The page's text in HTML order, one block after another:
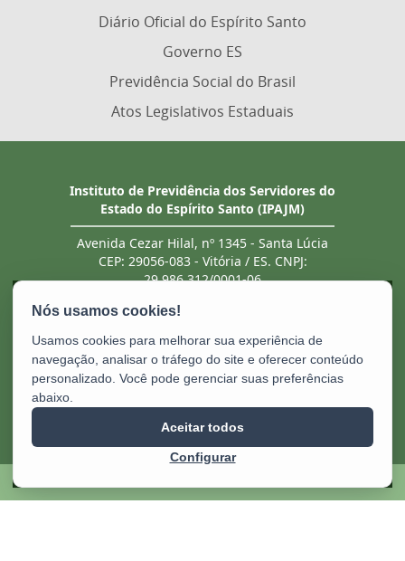
Diário Oficial do Espírito Santo
Governo ES
Previdência Social do Brasil
Atos Legislativos Estaduais
Instituto de Previdência dos Servidores do
Estado do Espírito Santo (IPAJM)
Avenida Cezar Hilal, nº 1345 - Santa Lúcia
CEP: 29056-083 - Vitória / ES. CNPJ:
29.986.312/0001-06
de telefones fixo e celular). Atendimento
presencial deve ser previamente agendado.
E-mail:
ipajm@ipajm.es.gov.br
Usamos cookies para melhorar sua experiência de
navegação, analisar o tráfego do site e oferecer conteúdo
personalizado. Você pode gerenciar suas preferências
abaixo.
Configurar
Aceitar todos